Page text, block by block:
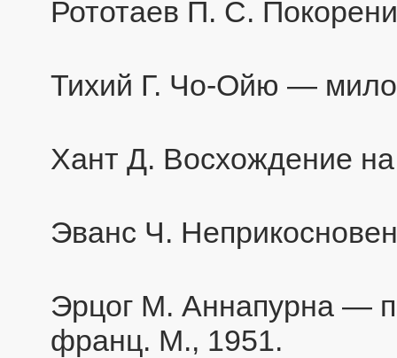
Рототаев П. С.
Тихий Г. Чо-Ойю —
Хант Д. Восхождение
Эванс Ч.
Эрцог М. Аннапурна —
франц. М., 1951.